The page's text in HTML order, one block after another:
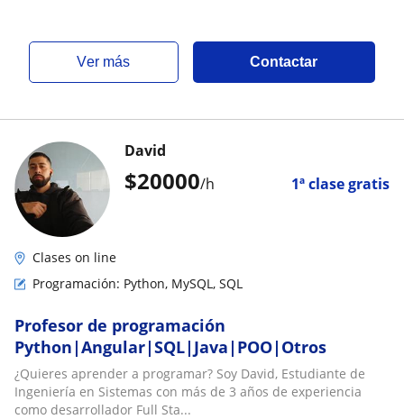
ver más Contactar
$20000/h 1ª clase gratis
David
Clases on line
Programación: Python, MySQL, SQL
Profesor de programación
Python|Angular|SQL|Java|POO|Otros
¿Quieres aprender a programar? Soy David, Estudiante de
Ingeniería en Sistemas con más de 3 años de experiencia
como desarrollador Full Sta...